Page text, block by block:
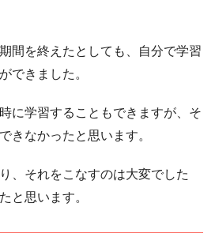
間を終えたとしても、自分で学習
できました。
に学習することもできますが、そ
きなかったと思います。
、それをこなすのは大変でした
と思います。